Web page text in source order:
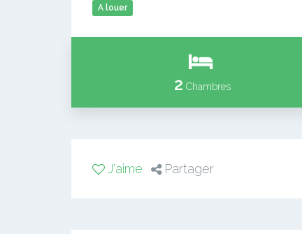
A louer
2 Chambres
J'aime Partager